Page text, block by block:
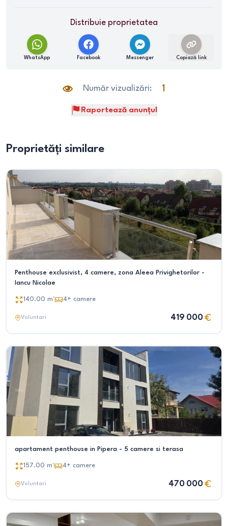
Distribuie proprietatea
WhatsApp Facebook Messenger Copiază link
Număr vizualizări: 1
Raportează anunțul
Proprietăți similare
Penthouse exclusivist, 4 camere, zona Aleea Privighetorilor -
Iancu Nicolae
140.00 m² 4+ camere
Voluntari 419 000
apartament penthouse in Pipera - 5 camere si terasa
157.00 m² 4+ camere
Voluntari 470 000